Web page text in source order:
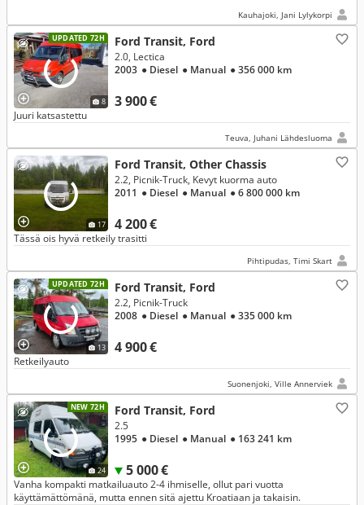
Kauhajoki, Jani Lylykorpi
UPDATED 72H
8
Ford Transit, Ford
3 900 €
2.0, Lectica
2003 ● Diesel ● Manual ● 356 000 km
Juuri katsastettu
Teuva, Juhani Lähdesluoma
17
Ford Transit, Other Chassis
4 200 €
2.2, Picnik-Truck, Kevyt kuorma auto
2011 ● Diesel ● Manual ● 6 800 000 km
Tässä ois hyvä retkeily trasitti
Pihtipudas, Timi Skart
UPDATED 72H
13
Ford Transit, Ford
4 900 €
2.2, Picnik-Truck
2008 ● Diesel ● Manual ● 335 000 km
Retkeilyauto
Suonenjoki, Ville Annerviek
NEW 72H
24
Ford Transit, Ford
5 000 €
2.5
1995 ● Diesel ● Manual ● 163 241 km
Vanha kompakti matkailuauto 2-4 ihmiselle, ollut pari vuotta
käyttämättömänä, mutta ennen sitä ajettu Kroatiaan ja takaisin.